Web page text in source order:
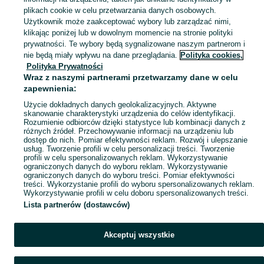
Sprzedaż łóżek i kojców dla dzieci Zachodniopomorskie ▶️ Szeroki wybór modeli i materiałów ✅ Nowe i używane w atrakcyjnych cenach ☝ Sprawdź oferty na OLX.pl!
Mapa kategorii
Mapa miejscowości
Mapa ministron
Popularne wyszukiwania
plikach cookie w celu przetwarzania danych osobowych.
Użytkownik może zaakceptować wybory lub zarządzać nimi,
klikając poniżej lub w dowolnym momencie na stronie polityki
prywatności. Te wybory będą sygnalizowane naszym partnerom i
nie będą miały wpływu na dane przeglądania. Polityka cookies,
Polityka Prywatności
Wraz z naszymi partnerami przetwarzamy dane w celu
zapewnienia:
Użycie dokładnych danych geolokalizacyjnych. Aktywne
skanowanie charakterystyki urządzenia do celów identyfikacji.
Rozumienie odbiorców dzięki statystyce lub kombinacji danych z
różnych źródeł. Przechowywanie informacji na urządzeniu lub
dostęp do nich. Pomiar efektywności reklam. Rozwój i ulepszanie
usług. Tworzenie profili w celu personalizacji treści. Tworzenie
profili w celu spersonalizowanych reklam. Wykorzystywanie
ograniczonych danych do wyboru reklam. Wykorzystywanie
ograniczonych danych do wyboru treści. Pomiar efektywności
treści. Wykorzystanie profili do wyboru spersonalizowanych reklam.
Wykorzystywanie profili w celu doboru spersonalizowanych treści.
Lista partnerów (dostawców)
Akceptuj wszystkie